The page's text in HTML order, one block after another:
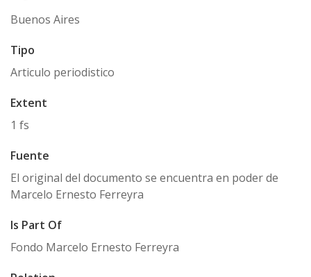
Buenos Aires
Tipo
Articulo periodistico
Extent
1 fs
Fuente
El original del documento se encuentra en poder de
Marcelo Ernesto Ferreyra
Is Part Of
Fondo Marcelo Ernesto Ferreyra